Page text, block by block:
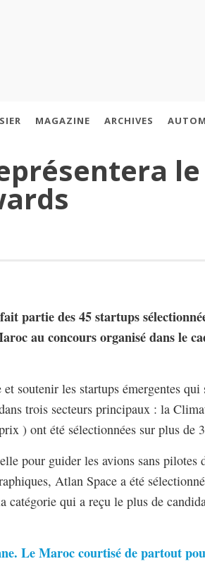
MAGAZINE ARCHIVES
partie des 45 startups
au concours organisé dans le
soutenir les startups émergentes
trois secteurs principaux : la
) ont été sélectionnées sur plus de
pour guider les avions sans pilotes
Atlan Space a été
catégorie qui a reçu le plus de
Le Maroc courtisé de partout